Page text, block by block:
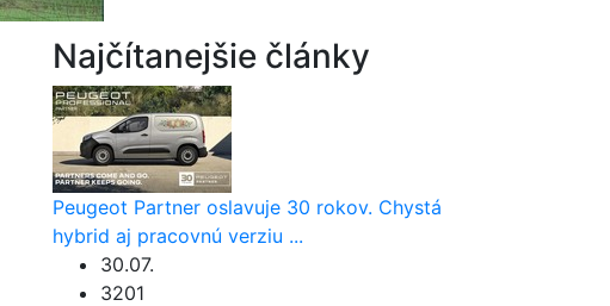
Najčítanejšie články
Peugeot Partner oslavuje 30 rokov. Chystá
hybrid aj pracovnú verziu ...
30.07.
3201